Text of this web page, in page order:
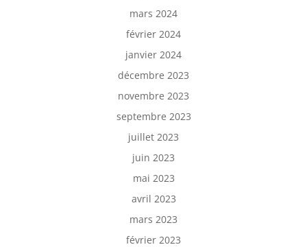
mars 2024
février 2024
janvier 2024
décembre 2023
novembre 2023
septembre 2023
juillet 2023
juin 2023
mai 2023
avril 2023
mars 2023
février 2023